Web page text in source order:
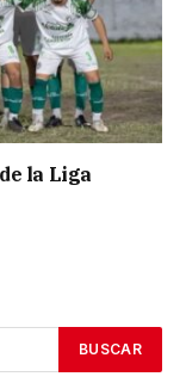
la Liga